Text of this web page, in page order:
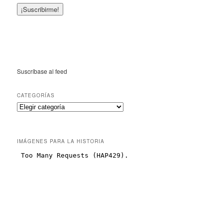
Suscríbase al feed
CATEGORÍAS
IMÁGENES PARA LA HISTORIA